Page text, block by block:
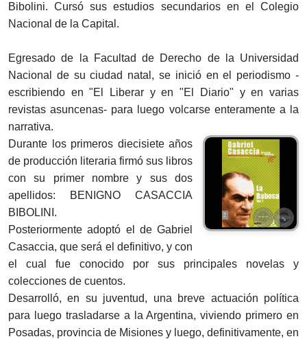
Bibolini. Cursó sus estudios secundarios en el Colegio
Nacional de la Capital.
Egresado de la Facultad de Derecho de la Universidad
Nacional de su ciudad natal, se inició en el periodismo -
escribiendo en "El Liberar y en "El Diario" y en varias
revistas asuncenas- para luego volcarse enteramente a la
narrativa.
Durante los primeros diecisiete años
de producción literaria firmó sus libros
con su primer nombre y sus dos
apellidos: BENIGNO CASACCIA
BIBOLINI.
Posteriormente adoptó el de Gabriel
Casaccia, que será el definitivo, y con
el cual fue conocido por sus principales novelas y
colecciones de cuentos.
Desarrolló, en su juventud, una breve actuación política
para luego trasladarse a la Argentina, viviendo primero en
Posadas, provincia de Misiones y luego, definitivamente, en